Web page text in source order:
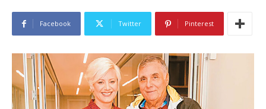
Facebook Twitter Pinterest